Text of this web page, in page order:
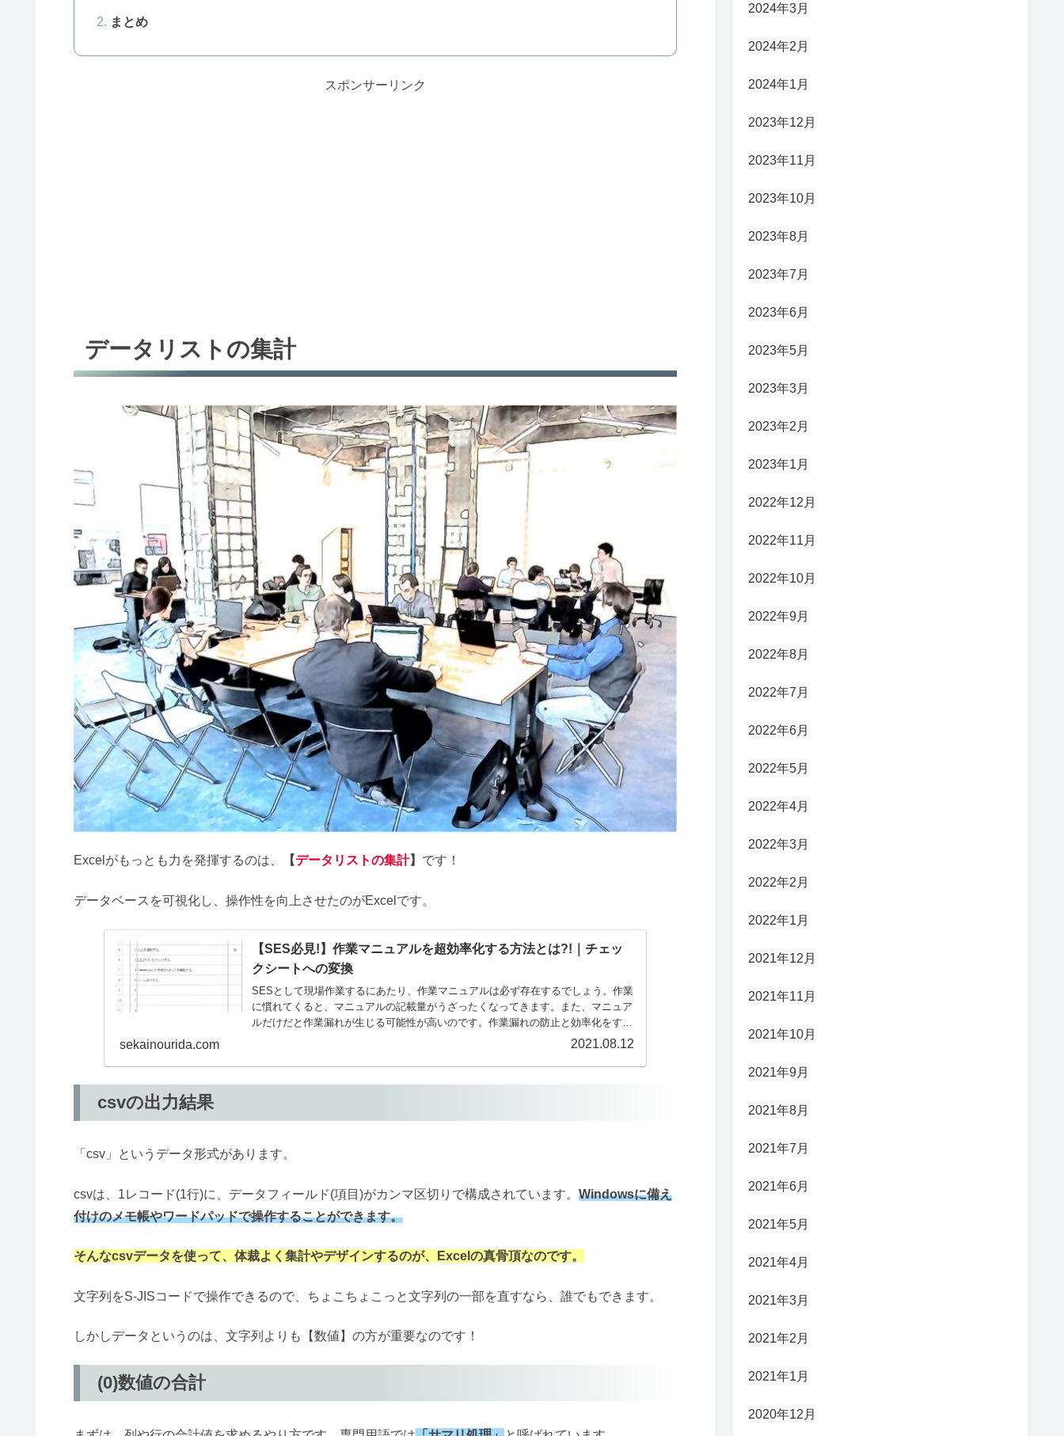
まとめ
スポンサーリンク
データリストの集計
Excelがもっとも力を発揮するのは、 【データリストの集計】 です！
データベースを可視化し、操作性を向上させたのがExcelです。
【SES必見!】作業マニュアルを超効率化する方法とは?!｜チェッ
クシートへの変換
SESとして現場作業するにあたり、作業マニュアルは必ず存在するでしょう。作業
に慣れてくると、マニュアルの記載量がうざったくなってきます。また、マニュア
ルだけだと作業漏れが生じる可能性が高いのです。作業漏れの防止と効率化をする
sekainourida.com 2021.08.12
csvの出力結果
「csv」というデータ形式があります。
csvは、1レコード(1行)に、データフィールド(項目)がカンマ区切りで構成されています。 Windowsに備え
付けのメモ帳やワードパッドで操作することができます。
そんなcsvデータを使って、体裁よく集計やデザインするのが、Excelの真骨頂なのです。
文字列をS-JISコードで操作できるので、ちょこちょこっと文字列の一部を直すなら、誰でもできます。
しかしデータというのは、文字列よりも【数値】の方が重要なのです！
(0)数値の合計
2024年3月
2024年2月
2024年1月
2023年12月
2023年11月
2023年10月
2023年8月
2023年7月
2023年6月
2023年5月
2023年3月
2023年2月
2023年1月
2022年12月
2022年11月
2022年10月
2022年9月
2022年8月
2022年7月
2022年6月
2022年5月
2022年4月
2022年3月
2022年2月
2022年1月
2021年12月
2021年11月
2021年10月
2021年9月
2021年8月
2021年7月
2021年6月
2021年5月
2021年4月
2021年3月
2021年2月
2021年1月
2020年12月